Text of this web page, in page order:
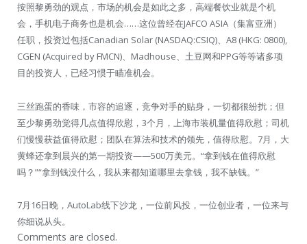
按照黎勇劲的观点，市场的机会是如此之多，高端餐饮业就是个机
会，手机电子商务也是机会……这位曾经在JAFCO ASIA（集富亚洲）
任职，投资过包括Canadian Solar (NASDAQ:CSIQ)、A8 (HKG: 0800),
CGEN (Acquired by FMCN)、Madhouse、土豆网和PPG等等诸多项
目的投资人，已经习惯于瞄准机会。
三丝跑蛋的香味，市容的追逐，竞争对手的贴身，一切都很纷扰；但
至少黎勇劲觉得几点值得欣慰，3个月，上海市装机量值得欣慰；司机
们慢慢获益值得欣慰；团队在算法和技术的领先，值得欣慰。7月，大
黄蜂还拿到晨兴的第一期投资——500万美元。“拿到钱在值得欣慰
吗？”“拿到钱没什么，我从来都知道哪里去拿钱，我不缺钱。”
7月16日晚，AutoLab线下沙龙，一位前风投，一位创业者，一位来与
你细说从头。
Comments are closed.